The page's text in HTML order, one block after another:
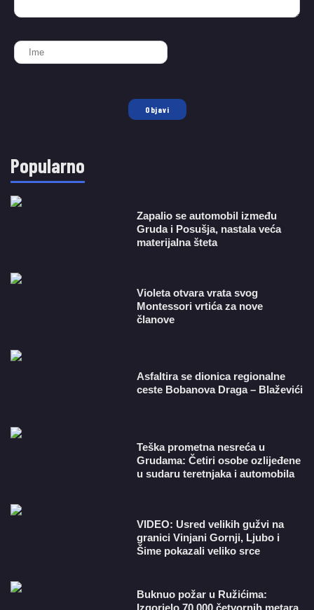
Objavi
Popularno
Zapalio se automobil između
Gruda i Posušja, nastala veća
materijalna šteta
Violeta otvara vrata svog
Montessori vrtića za nove
članove
Asfaltira se dionica regionalne
ceste Bobanova Draga – Blaževići
Teška prometna nesreća u
Grudama: Četiri osobe ozlijeđene
u sudaru teretnjaka i automobila
VIDEO: Usred velikih gužvi na
granici Vinjani Gornji, Ljubo i
Šime pokazali veliko srce
Buknuo požar u Ružićima:
Izgorjelo 70.000 četvornih metara,